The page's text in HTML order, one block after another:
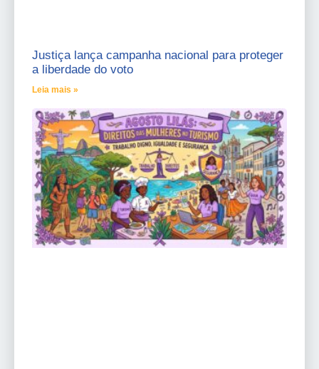
Justiça lança campanha nacional para proteger
a liberdade do voto
Leia mais »